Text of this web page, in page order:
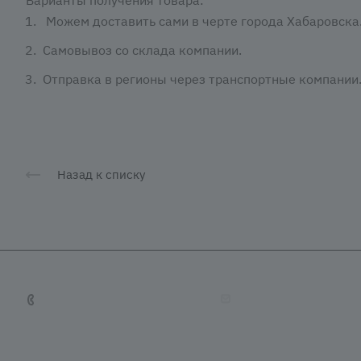
Можем доставить сами в черте города Хабаровска.
Самовывоз со склада компании.
Отправка в регионы через транспортные компании.
Назад к списку